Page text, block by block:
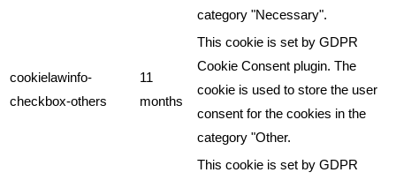
category "Necessary".
cookielawinfo-
checkbox-others
11
months
This cookie is set by GDPR
Cookie Consent plugin. The
cookie is used to store the user
consent for the cookies in the
category "Other.
This cookie is set by GDPR